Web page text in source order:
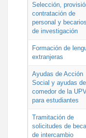
Selección,
contratación de
personal y becarios
de investigación
Formación de
extranjeras
Ayudas de Acción
Social y ayudas de
comedor de la
para estudiantes
Tramitación de
solicitudes de
de intercambio